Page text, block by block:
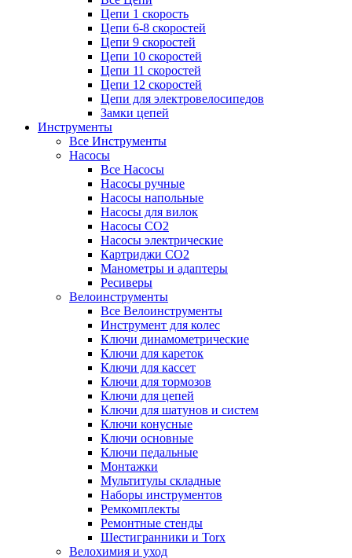
Цепи 1 скорость
Цепи 6-8 скоростей
Цепи 9 скоростей
Цепи 10 скоростей
Цепи 11 скоростей
Цепи 12 скоростей
Цепи для электровелосипедов
Замки цепей
Инструменты
Все Инструменты
Насосы
Все Насосы
Насосы ручные
Насосы напольные
Насосы для вилок
Насосы CO2
Насосы электрические
Картриджи CO2
Манометры и адаптеры
Ресиверы
Велоинструменты
Все Велоинструменты
Инструмент для колес
Ключи динамометрические
Ключи для кареток
Ключи для кассет
Ключи для тормозов
Ключи для цепей
Ключи для шатунов и систем
Ключи конусные
Ключи основные
Ключи педальные
Монтажки
Мультитулы складные
Наборы инструментов
Ремкомплекты
Ремонтные стенды
Шестигранники и Torx
Велохимия и уход